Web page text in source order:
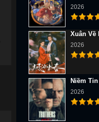
2026
Xuân Về
2026
Niềm
2026